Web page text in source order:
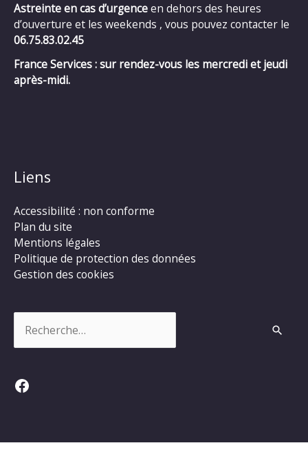
Astreinte en cas d’urgenceen dehors des heures
d’ouverture et les weekends , vous pouvez contacter le
06.75.83.02.45
France Services : sur rendez-vous les mercredi et jeudi
après-midi.
Liens
Accessibilité : non conforme
Plan du site
Mentions légales
Politique de protection des données
Gestion des cookies
Facebook